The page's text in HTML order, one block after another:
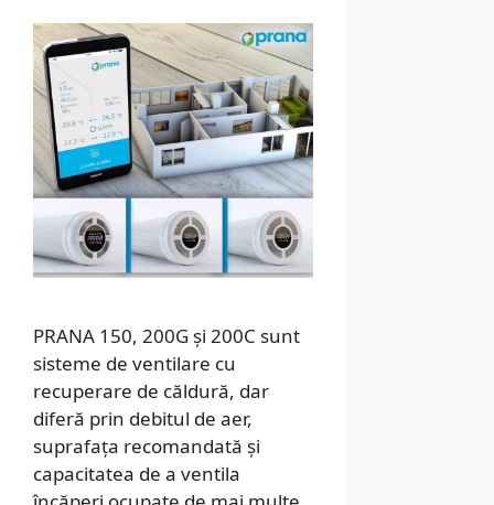
PRANA 150, 200G și 200C sunt
sisteme de ventilare cu
recuperare de căldură, dar
diferă prin debitul de aer,
suprafața recomandată și
capacitatea de a ventila